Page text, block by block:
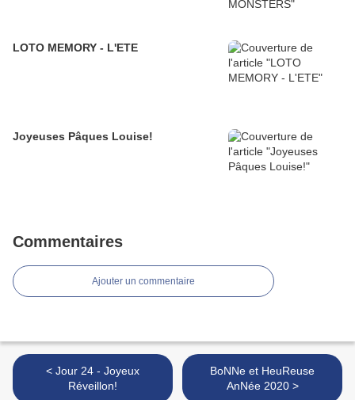
LOTO MEMORY - L'ETE
Joyeuses Pâques Louise!
Commentaires
Ajouter un commentaire
< Jour 24 - Joyeux
Réveillon!
BoNNe et HeuReuse
AnNée 2020 >